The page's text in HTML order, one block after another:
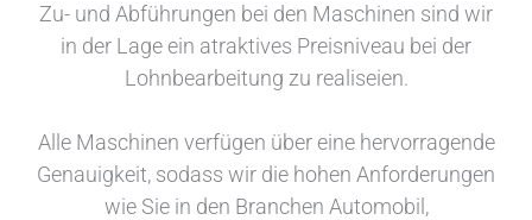
Zu- und Abführungen bei den Maschinen sind wir
in der Lage ein atraktives Preisniveau bei der
Lohnbearbeitung zu realiseien.
Alle Maschinen verfügen über eine hervorragende
Genauigkeit, sodass wir die hohen Anforderungen
wie Sie in den Branchen Automobil,